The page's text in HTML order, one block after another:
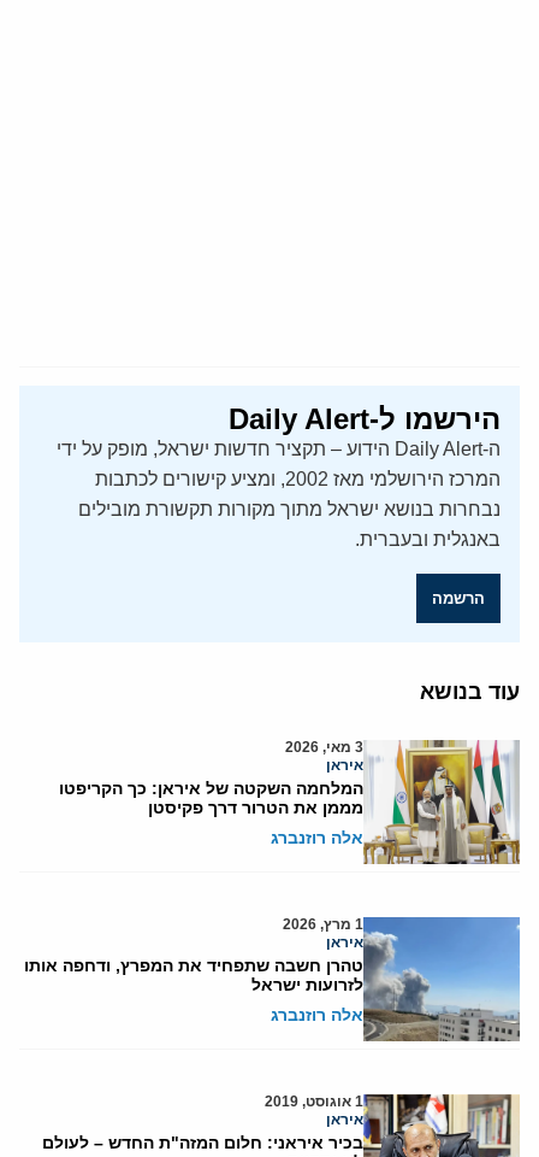
הירשמו ל-Daily Alert
ה-Daily Alert הידוע – תקציר חדשות ישראל, מופק על ידי
המרכז הירושלמי מאז 2002, ומציע קישורים לכתבות
נבחרות בנושא ישראל מתוך מקורות תקשורת מובילים
באנגלית ובעברית.
הרשמה
עוד בנושא
3 מאי, 2026
איראן
המלחמה השקטה של איראן: כך הקריפטו
מממן את הטרור דרך פקיסטן
אלה רוזנברג
1 מרץ, 2026
איראן
טהרן חשבה שתפחיד את המפרץ, ודחפה אותו
לזרועות ישראל
אלה רוזנברג
1 אוגוסט, 2019
איראן
בכיר איראני: חלום המזה"ת החדש – לעולם